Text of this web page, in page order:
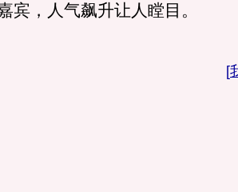
宾，人气飙升让人瞠目。
[